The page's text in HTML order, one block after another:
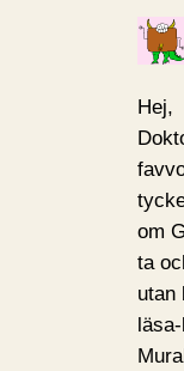
Hej,
om
ta
utan